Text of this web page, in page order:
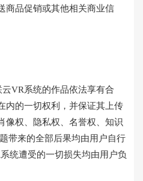
商品促销或其他相关商业信
VR系统的作品依法享有合
内的一切权利，并保证其上传
像权、隐私权、名誉权、知识
带来的全部后果均由用户自行
统遭受的一切损失均由用户负